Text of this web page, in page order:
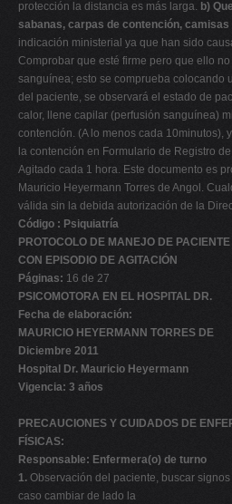
protección la distancia es más larga. b)
sabanas, carpas de contención, camisas
indicación ministerial ya que han sido
Comprobar que esté firme pero que ello
sanguínea; esto se comprueba colocando
del paciente, se observará el estado de
calor, llene capilar (perfusión sanguínea)
contención. (A lo menos cada 10minutos),
la contención en Formulario de Registro
Agitado cada 1 hora. Este documento es
Mauricio Heyermann Torres de Angol.
válida sin la debida autorización de la
Código : Psiquiatría
PROTOCOLO DE MANEJO DE
CON EPISODIO DE AGITACIÓN
Páginas: 16 de 27
PSICOMOTORA EN EL HOSPITAL DR.
Fecha de elaboración:
MAURICIO HEYERMANN TORRES DE
Diciembre 2011
Hospital Dr. Mauricio Heyermann
Vigencia: 3 años
PRECAUCIONES Y CUIDADOS DE
FÍSICAS:
Responsable: Enfermera(o) de turno
1. Observación del paciente, buscar
caso cambiar de lado la